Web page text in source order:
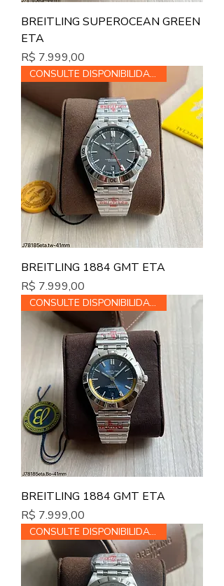
BREITLING SUPEROCEAN GREEN
ETA
Preço
R$ 7.999,00
CONSULTE DISPONIBILIDADE
BREITLING 1884 GMT ETA
Preço
R$ 7.999,00
CONSULTE DISPONIBILIDADE
BREITLING 1884 GMT ETA
Preço
R$ 7.999,00
CONSULTE DISPONIBILIDADE